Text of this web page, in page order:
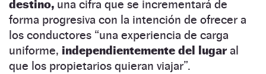
destino, una cifra que se incrementará de
forma progresiva con la intención de ofrecer a
los conductores “una experiencia de carga
uniforme, independientemente del lugaral
que los propietarios quieran viajar”.